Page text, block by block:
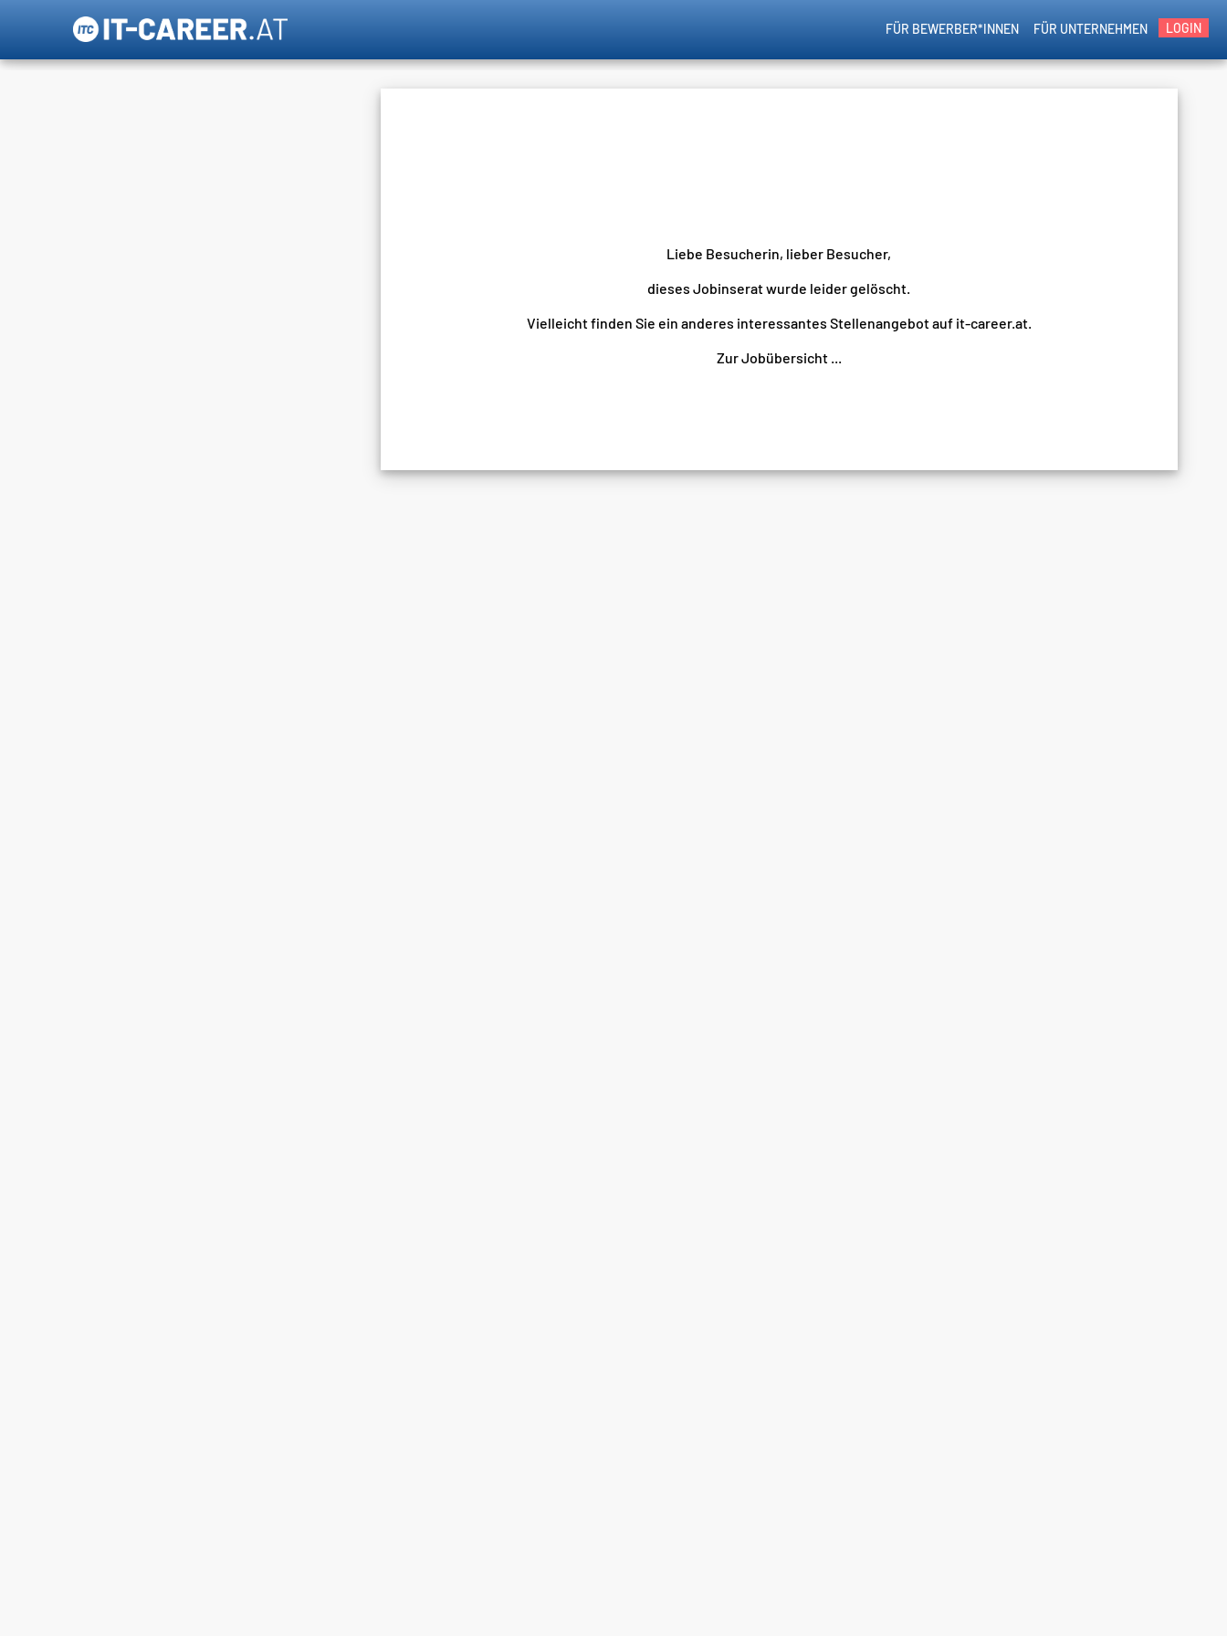
LOGIN
FÜR UNTERNEHMEN
FÜR BEWERBER*INNEN
Liebe Besucherin, lieber Besucher,
dieses Jobinserat wurde leider gelöscht.
Vielleicht finden Sie ein anderes interessantes Stellenangebot auf it-career.at.
Zur Jobübersicht ...